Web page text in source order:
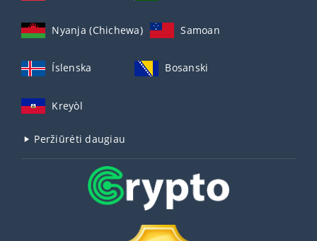
Nyanja (Chichewa) Samoan
Íslenska Bosanski
Kreyòl
Peržiūrėti daugiau